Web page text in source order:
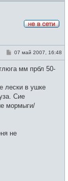
е
т
С
б
н
и
07 май 2007, 16:48
мм прбл 50-
лески в ушке
Сие
мормыги/
не